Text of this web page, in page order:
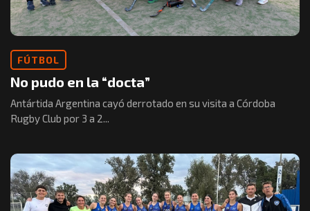
FÚTBOL
No pudo en la “docta”
Antártida Argentina cayó derrotado en su visita a Córdoba
Rugby Club por 3 a 2...